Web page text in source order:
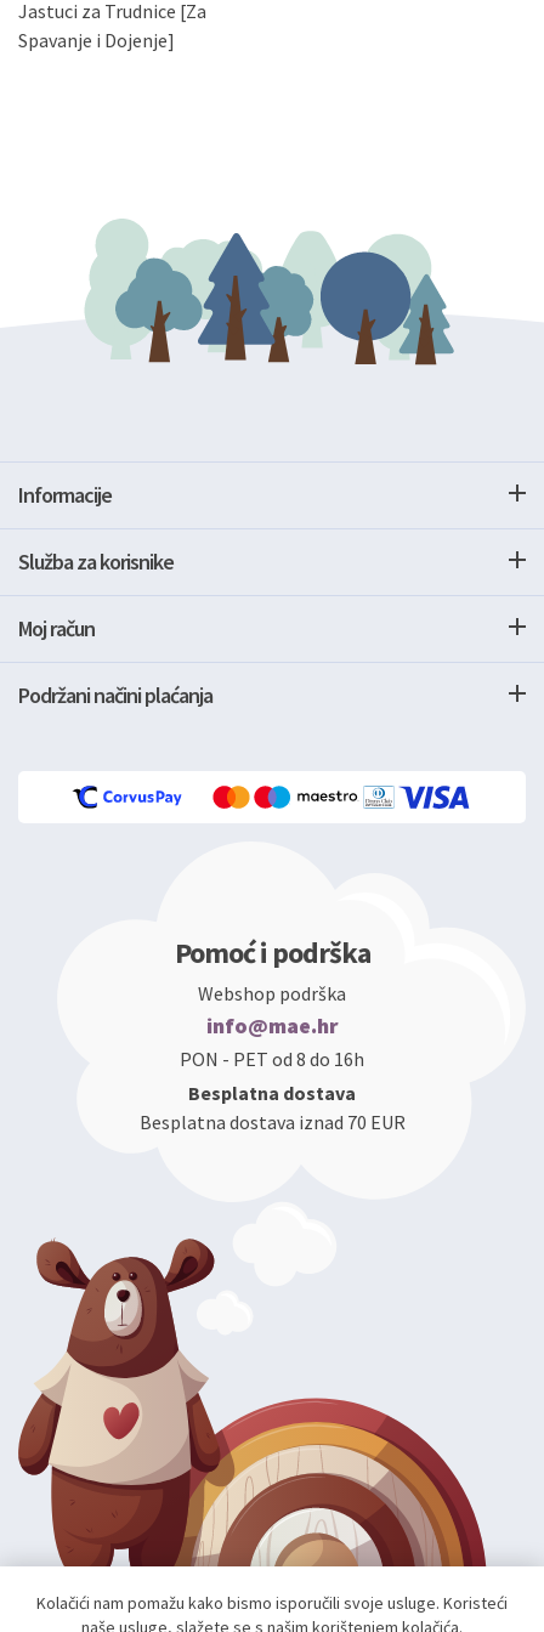
podataka. Opoziv privole možete podnijeti poštom na
gore navedenu adresu ili e-mailom na adresu:
Jastuci za Trudnice [Za
Spavanje i Dojenje]
Informacije
Služba za korisnike
Moj račun
Podržani načini plaćanja
Pomoć i podrška
Webshop podrška
info@mae.hr
PON - PET od 8 do 16h
Besplatna dostava
Besplatna dostava iznad 70 EUR
Kolačići nam pomažu kako bismo isporučili svoje usluge. Koristeći
naše usluge, slažete se s našim korištenjem kolačića.